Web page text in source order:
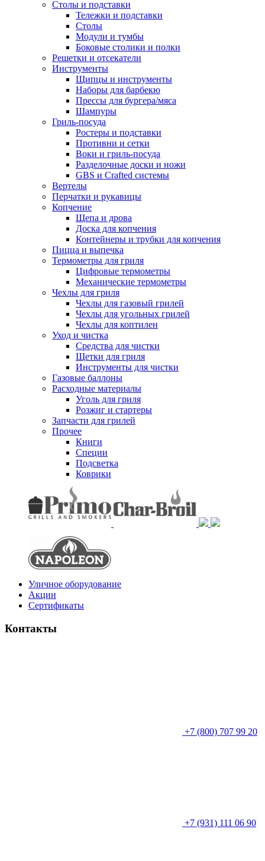
Столы и подставки
Тележки и подставки
Столы
Модули и тумбы
Боковые столики и полки
Решетки и отсекатели
Инструменты
Щипцы и инструменты
Наборы для барбекю
Прессы для бургера/мяса
Шампуры
Гриль-посуда
Ростеры и подставки
Противни и сетки
Воки и гриль-посуда
Разделочные доски и ножи
GBS и Crafted системы
Вертелы
Перчатки и рукавицы
Копчение
Щепа и дрова
Доска для копчения
Контейнеры и трубки для копчения
Пицца и выпечка
Термометры для гриля
Цифровые термометры
Механические термометры
Чехлы для гриля
Чехлы для газовый грилей
Чехлы для угольных грилей
Чехлы для коптилен
Уход и чистка
Средства для чистки
Щетки для гриля
Инструменты для чистки
Газовые баллоны
Расходные материалы
Уголь для гриля
Розжиг и стартеры
Запчасти для грилей
Прочее
Книги
Специи
Подсветка
Коврики
Уличное оборудование
Акции
Сертификаты
Контакты
+7 (800) 707 99 20
+7 (931) 111 06 90